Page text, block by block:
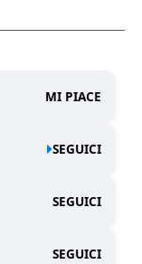
MI PIACE
SEGUICI
SEGUICI
SEGUICI